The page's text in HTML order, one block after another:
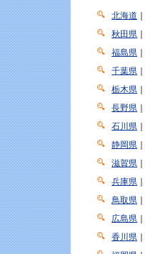
北海道
秋田県
福島県
千葉県
栃木県
長野県
石川県
静岡県
滋賀県
兵庫県
鳥取県
広島県
香川県